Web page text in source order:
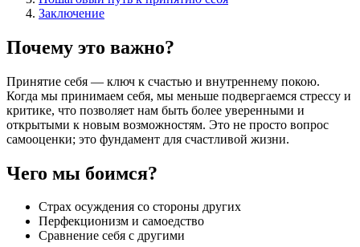
Заключение
Почему это важно?
Принятие себя — ключ к счастью и внутреннему покою.
Когда мы принимаем себя, мы меньше подвергаемся стрессу и
критике, что позволяет нам быть более уверенными и
открытыми к новым возможностям. Это не просто вопрос
самооценки; это фундамент для счастливой жизни.
Чего мы боимся?
Страх осуждения со стороны других
Перфекционизм и самоедство
Сравнение себя с другими